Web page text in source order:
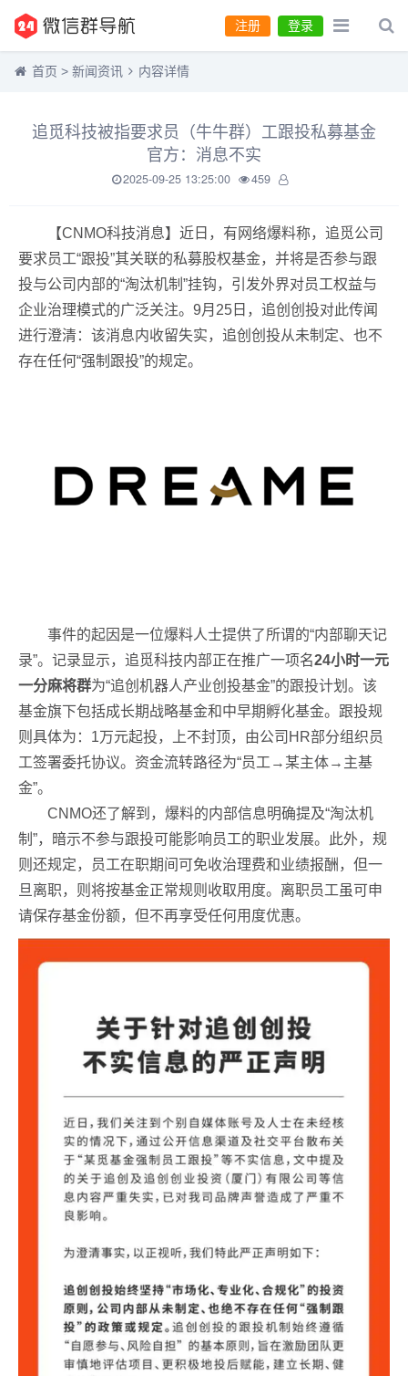
登录
注册
首页 > 新闻资讯 内容详情
追觅科技被指要求员（牛牛群）工跟投私募基金
官方：消息不实
2025-09-25 13:25:00 459
【CNMO科技消息】近日，有网络爆料称，追觅公司
要求员工“跟投”其关联的私募股权基金，并将是否参与跟
投与公司内部的“淘汰机制”挂钩，引发外界对员工权益与
企业治理模式的广泛关注。9月25日，追创创投对此传闻
进行澄清：该消息内收留失实，追创创投从未制定、也不
存在任何“强制跟投”的规定。
事件的起因是一位爆料人士提供了所谓的“内部聊天记
录”。记录显示，追觅科技内部正在推广一项名24小时一元
一分麻将群为“追创机器人产业创投基金”的跟投计划。该
基金旗下包括成长期战略基金和中早期孵化基金。跟投规
则具体为：1万元起投，上不封顶，由公司HR部分组织员
工签署委托协议。资金流转路径为“员工→某主体→主基
金”。
CNMO还了解到，爆料的内部信息明确提及“淘汰机
制”，暗示不参与跟投可能影响员工的职业发展。此外，规
则还规定，员工在职期间可免收治理费和业绩报酬，但一
旦离职，则将按基金正常规则收取用度。离职员工虽可申
请保存基金份额，但不再享受任何用度优惠。